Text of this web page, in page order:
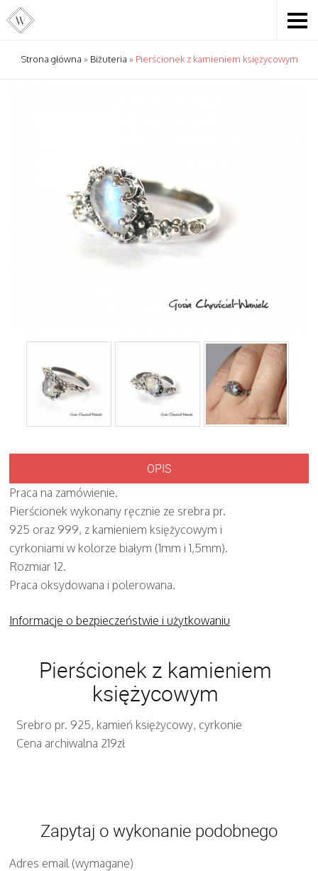
Strona główna » Biżuteria » Pierścionek z kamieniem księżycowym
OPIS
Praca na zamówienie.
Pierścionek wykonany ręcznie ze srebra pr.
925 oraz 999, z kamieniem księżycowym i
cyrkoniami w kolorze białym (1mm i 1,5mm).
Rozmiar 12.
Praca oksydowana i polerowana.
Informacje o bezpieczeństwie i użytkowaniu
Pierścionek z kamieniem
księżycowym
Srebro pr. 925, kamień księżycowy, cyrkonie
Cena archiwalna 219zł
Zapytaj o wykonanie podobnego
Adres email (wymagane)